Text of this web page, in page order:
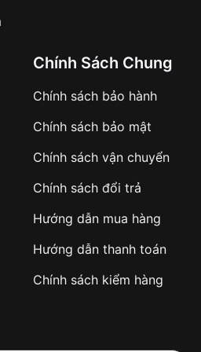
00H với dây đeo nâu
nhã nhặn
NH8353-00H không chỉ là
giúp bạn nâng tầm phong
cấp của bản thân.
toán khi nhận hàng hoặc
đơn hàng nhanh chóng
hủy đơn không mong
Chính Sách Chung
Chính sách bảo hành
Chính sách bảo mật
Chính sách vận chuyển
Chính sách đổi trả
Hướng dẫn mua hàng
Hướng dẫn thanh toán
Chính sách kiểm hàng